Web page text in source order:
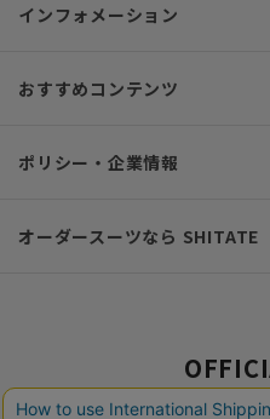
インフォメーション
おすすめコンテンツ
ポリシー・企業情報
オーダースーツなら SHITATE